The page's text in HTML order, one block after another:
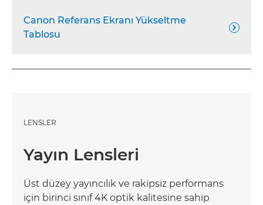
Canon Referans Ekranı Yükseltme
Tablosu

LENSLER
Yayın Lensleri
Üst düzey yayıncılık ve rakipsiz performans
için birinci sınıf 4K optik kalitesine sahip